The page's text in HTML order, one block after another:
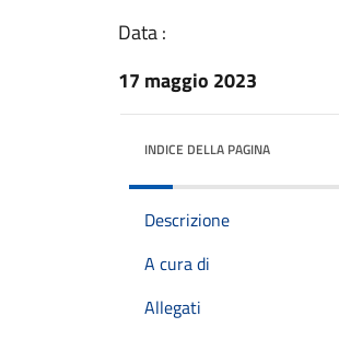
Data :
17 maggio 2023
INDICE DELLA PAGINA
Descrizione
A cura di
Allegati